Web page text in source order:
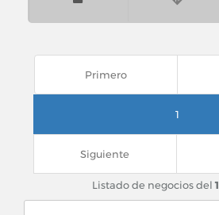
Primero
1
Siguiente
Listado de negocios del1